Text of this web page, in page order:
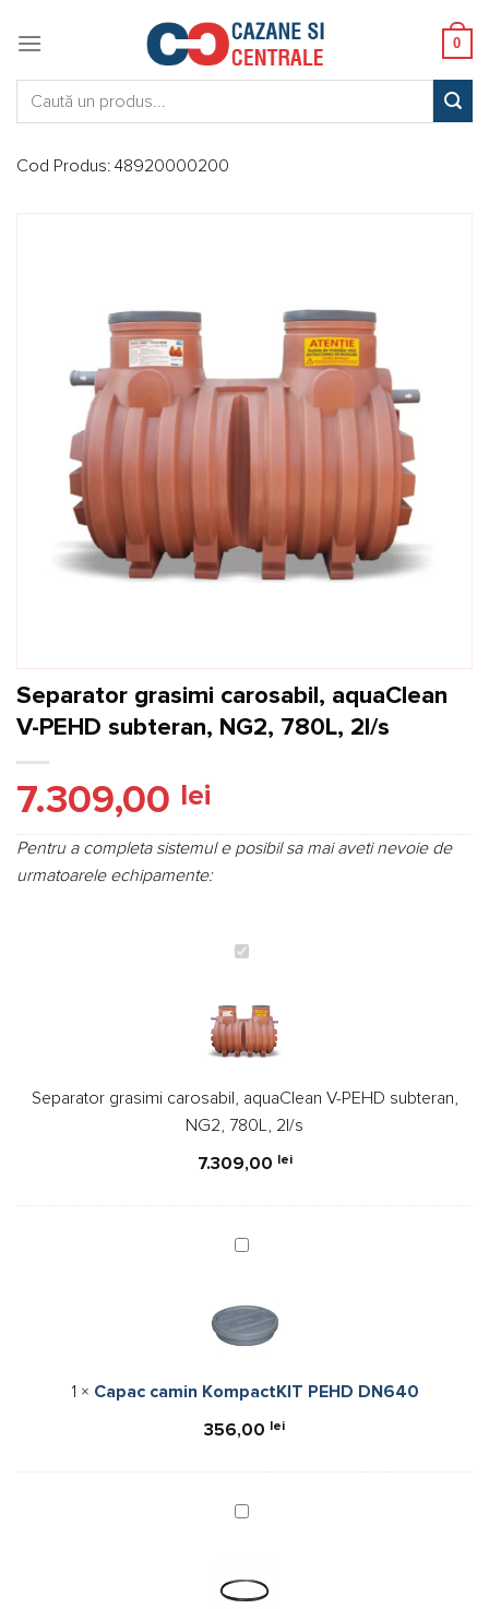
0
Cod Produs: 48920000200
Separator grasimi carosabil, aquaClean
V-PEHD subteran, NG2, 780L, 2l/s
7.309,00 lei
Pentru a completa sistemul e posibil sa mai aveti nevoie de
urmatoarele echipamente:
Separator
aquaClean
V-
subteran,
NG2,
Separator grasimi carosabil, aquaClean V-PEHD subteran,
NG2, 780L, 2l/s
7.309,00 lei
Capac
PEHD
DN640
1 × Capac camin KompactKIT PEHD DN640
356,00 lei
Garnitura
KompactKIT